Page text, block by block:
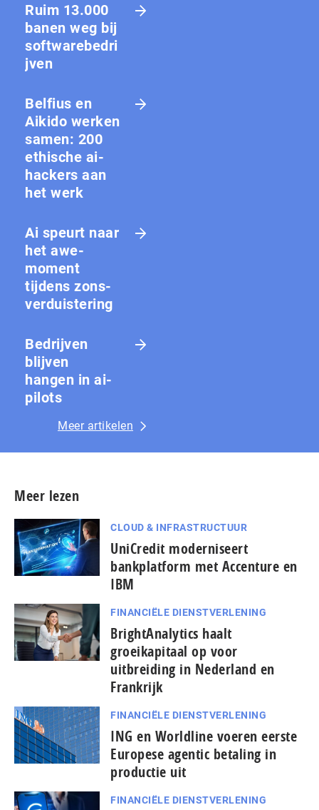
Ruim 13.000
banen weg bij
softwarebedri
jven
Belfius en
Aikido werken
samen: 200
ethische ai-
hackers aan
het werk
Ai speurt naar
het awe-
moment
tijdens zons­
ver­duis­te­ring
Bedrijven
blijven
hangen in ai-
pilots
Meer artikelen
Meer lezen
CLOUD & INFRASTRUCTUUR
UniCredit moderniseert
bankplatform met Accenture en
IBM
FINANCIËLE DIENSTVERLENING
BrightAnalytics haalt
groeikapitaal op voor
uitbreiding in Nederland en
Frankrijk
FINANCIËLE DIENSTVERLENING
ING en Worldline voeren eerste
Europese agentic betaling in
productie uit
FINANCIËLE DIENSTVERLENING